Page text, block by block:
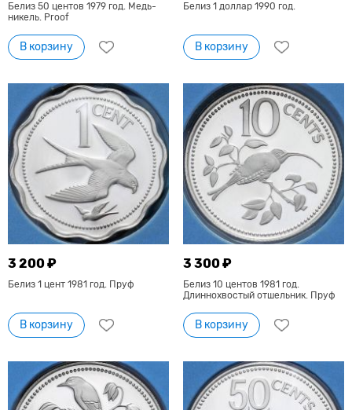
Белиз 50 центов 1979 год. Медь-
никель. Proof
В корзину
Белиз 1 доллар 1990 год.
В корзину
3 200 ₽
Белиз 1 цент 1981 год. Пруф
В корзину
3 300 ₽
Белиз 10 центов 1981 год.
Длиннохвостый отшельник. Пруф
В корзину